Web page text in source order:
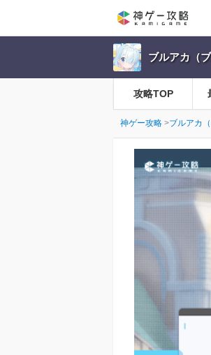
ブルアカ（
攻略TOP
神ゲー攻略 ブルアカ